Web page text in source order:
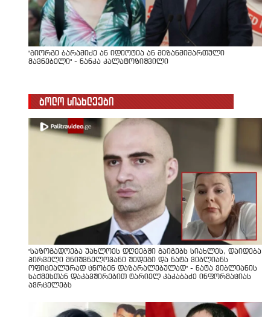
"გიორგი ბარამიძე ან იდიოტია ან მიზანმიმართული
მავნებელი" - ნანკა კალატოზიშვილი
ბოლო სიახლეები
"საზოგადოება უახლოეს დღეებში გაიგებს სიახლეს, დაიდება
პირველი მნიშვნელოვანი შედეგი და ნატა ვიბლიანს
ოფიციალურად ცნობენ დაზარალებულად" - ნატა ვიბლიანის
საქმესთან დაკავშირებით ტარიელ კაკაბაძე ინფორმაციას
ავრცელებს